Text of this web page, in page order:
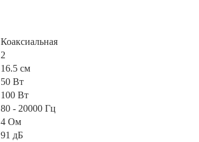
Коаксиальная
2
16.5 см
50 Вт
100 Вт
80 - 20000 Гц
4 Ом
91 дБ